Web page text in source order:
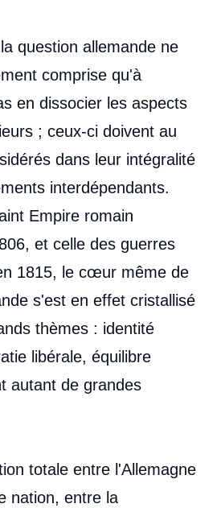
question allemande ne
comprise qu'à
en dissocier les aspects
; ceux-ci doivent au
dans leur intégralité
interdépendants.
Empire romain
et celle des guerres
1815, le cœur même de
s'est en effet cristallisé
thèmes : identité
libérale, équilibre
autant de grandes
totale entre l'Allemagne
nation, entre la